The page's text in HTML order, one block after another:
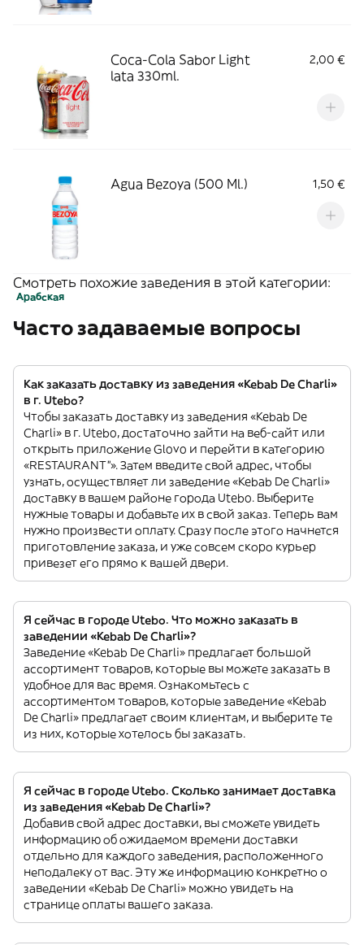
Coca-Cola Sabor Light
lata 330ml.
2,00 €
Agua Bezoya (500 Ml.) 1,50 €
Смотреть похожие заведения в этой категории:
Арабская
Часто задаваемые вопросы
Как заказать доставку из заведения «Kebab De Charli»
в г. Utebo?
Чтобы заказать доставку из заведения «Kebab De
Charli» в г. Utebo, достаточно зайти на веб-сайт или
открыть приложение Glovo и перейти в категорию
«RESTAURANT”». Затем введите свой адрес, чтобы
узнать, осуществляет ли заведение «Kebab De Charli»
доставку в вашем районе города Utebo. Выберите
нужные товары и добавьте их в свой заказ. Теперь вам
нужно произвести оплату. Сразу после этого начнется
приготовление заказа, и уже совсем скоро курьер
привезет его прямо к вашей двери.
Я сейчас в городе Utebo. Что можно заказать в
заведении «Kebab De Charli»?
Заведение «Kebab De Charli» предлагает большой
ассортимент товаров, которые вы можете заказать в
удобное для вас время. Ознакомьтесь с
ассортиментом товаров, которые заведение «Kebab
De Charli» предлагает своим клиентам, и выберите те
из них, которые хотелось бы заказать.
Я сейчас в городе Utebo. Сколько занимает доставка
из заведения «Kebab De Charli»?
Добавив свой адрес доставки, вы сможете увидеть
информацию об ожидаемом времени доставки
отдельно для каждого заведения, расположенного
неподалеку от вас. Эту же информацию конкретно о
заведении «Kebab De Charli» можно увидеть на
странице оплаты вашего заказа.